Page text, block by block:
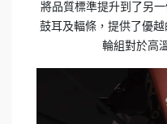
將品質標準提升到了另
鼓耳及輻條，提供了優
輪組對於高